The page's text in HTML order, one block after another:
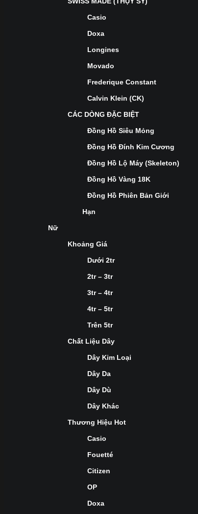
Casio
Doxa
Longines
Movado
Frederique Constant
Calvin Klein (CK)
CÁC DÒNG ĐẶC BIỆT
Đồng Hồ Siêu Mỏng
Đồng Hồ Đính Kim Cương
Đồng Hồ Lộ Máy (Skeleton)
Đồng Hồ Vàng 18K
Đồng Hồ Phiên Bản Giới
Hạn
Nữ
Khoảng Giá
Dưới 2tr
2tr – 3tr
3tr – 4tr
4tr – 5tr
Trên 5tr
Chất Liệu Dây
Dây Kim Loại
Dây Da
Dây Dù
Dây Khác
Thương Hiệu Hot
Casio
Fouetté
Citizen
OP
Doxa